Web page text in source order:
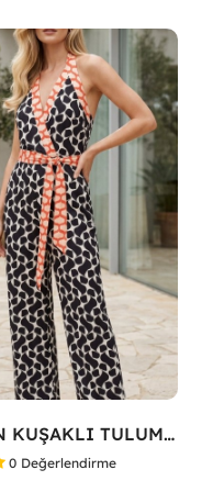
BELDEN KUŞAKLI TULUM Siyah
0 Değerlendirme